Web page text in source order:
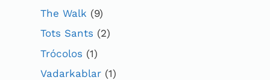
The Walk (9)
Tots Sants (2)
Trócolos (1)
Vadarkablar (1)